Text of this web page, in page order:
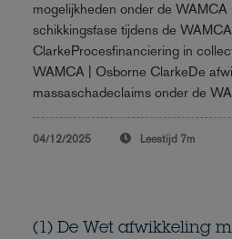
mogelijkheden onder de
schikkingsfase tijdens de
ClarkeProcesfinanciering in
WAMCA | Osborne ClarkeDe
massaschadeclaims onder de
04/12/2025 Leestijd 7m
(1) De Wet afwikkeling